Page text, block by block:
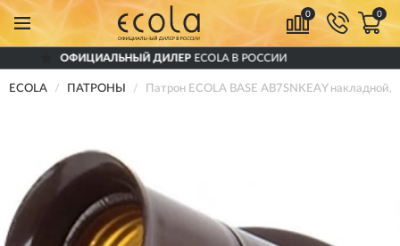
0 0
ДИЛЕРECOLA В РОССИИ
ECOLA ПАТРОНЫ Патрон ECOLA BASE AB7SNKEAY